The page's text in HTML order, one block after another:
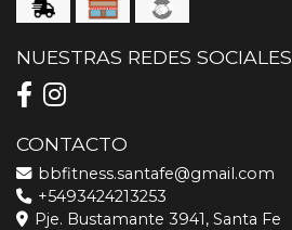
NUESTRAS REDES SOCIALES
CONTACTO
bbfitness.santafe@gmail.com
+5493424213253
Pje. Bustamante 3941, Santa Fe